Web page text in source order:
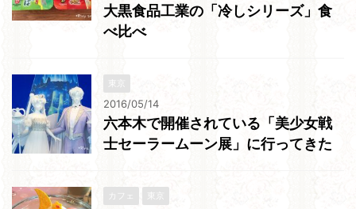
大黒食品工業の「冷しシリーズ」食
べ比べ
東京
2016/05/14
六本木で開催されている「美少女戦
士セーラームーン展」に行ってきた
カフェ 東京